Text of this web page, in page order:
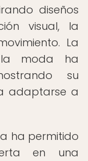
diseños
visual, la
La
moda ha
su
adaptarse a
ha permitido
en una